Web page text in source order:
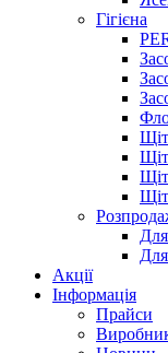
Гігієна
Акції
Інформація
Прайси